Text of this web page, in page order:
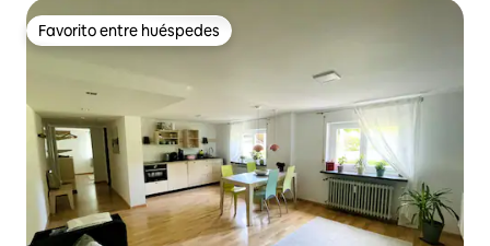
Favorito entre huéspedes
Favorito entre huéspedes